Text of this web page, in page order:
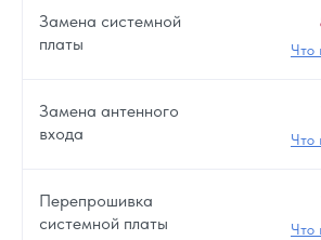
Замена системной
платы
Что
Замена антенного
входа
Что
Перепрошивка
системной платы
Что